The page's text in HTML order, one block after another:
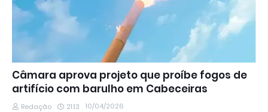
Câmara aprova projeto que proíbe fogos de
artifício com barulho em Cabeceiras
Redação 21:13 10/04/2026